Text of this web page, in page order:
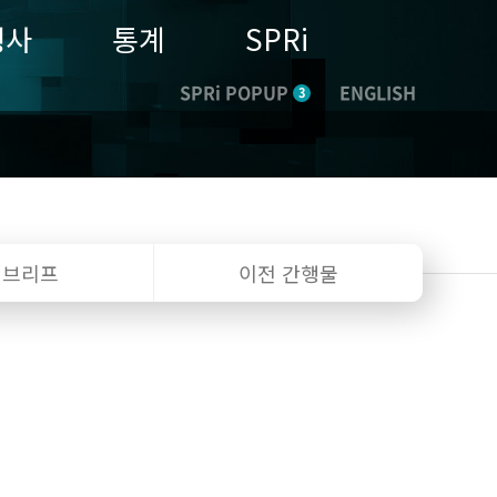
통계 SPRi
SPRi POPUP 3 ENGLISH
리프 이전 간행물